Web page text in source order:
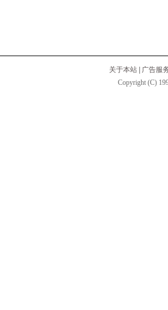
关于本站
广告服
Copyright (C)